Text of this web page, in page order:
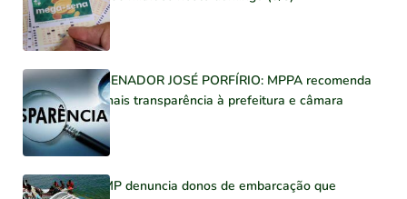
SENADOR JOSÉ PORFÍRIO: MPPA recomenda
mais transparência à prefeitura e câmara
MP denuncia donos de embarcação que